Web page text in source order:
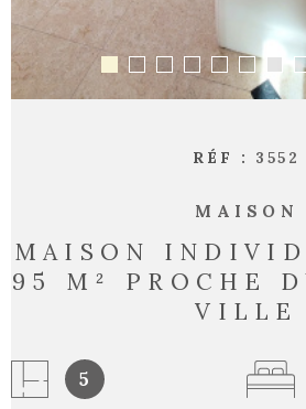
RÉF : 3552
MAISON
MAISON
95 M² PROCHE
VILLE
5